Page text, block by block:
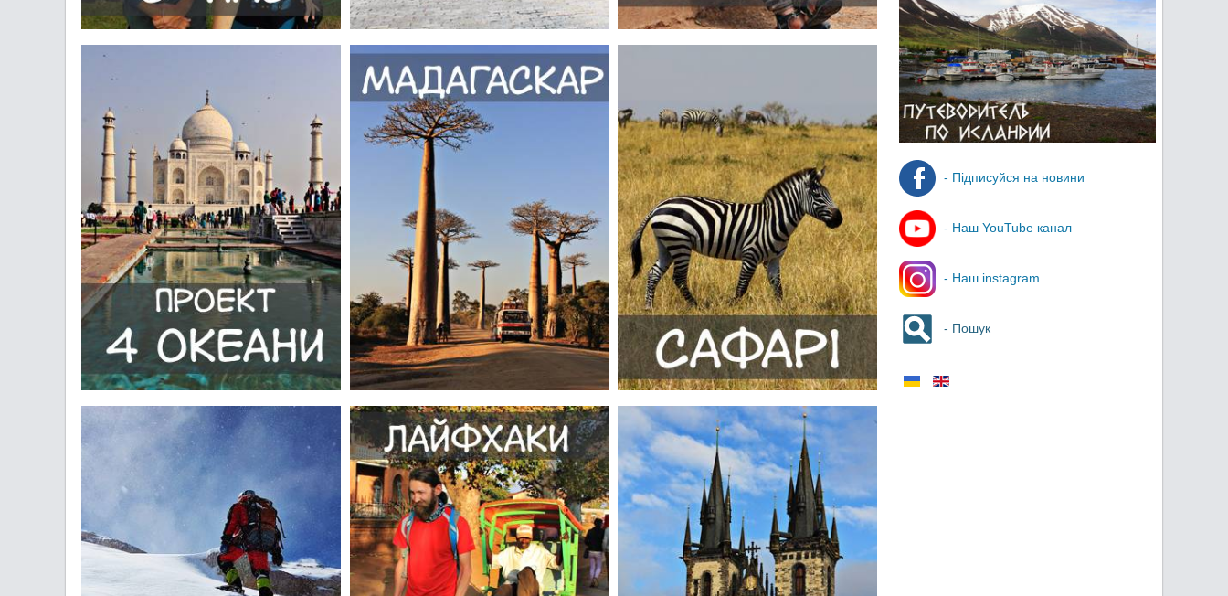
- Підписуйся на новини
- Наш YouTube канал
- Наш instagram
- Пошук